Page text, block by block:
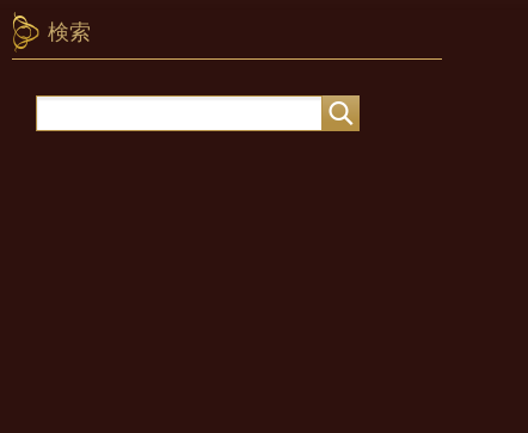
検索